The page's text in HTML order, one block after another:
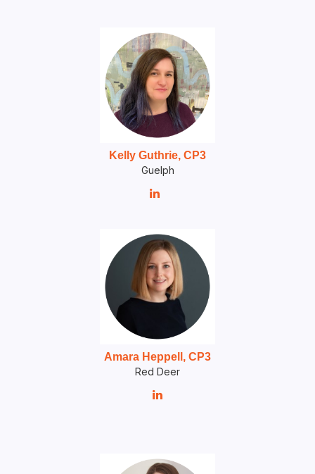
Kelly Guthrie, CP3
Guelph

Amara Heppell, CP3
Red Deer
